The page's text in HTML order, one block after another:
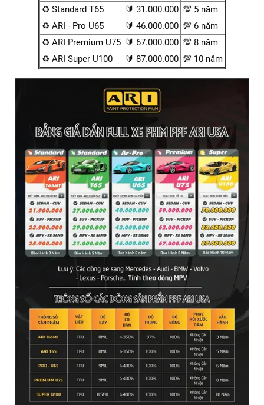
♻️ Standard T65
🔰 31.000.000 💯 5 năm
♻️ ARI - Pro U65
🔰 46.000.000 💯 6 năm
♻️ ARI Premium U75 🔰 67.000.000 💯 8 năm
♻️ ARI Super U100
🔰 87.000.000 💯 10 năm